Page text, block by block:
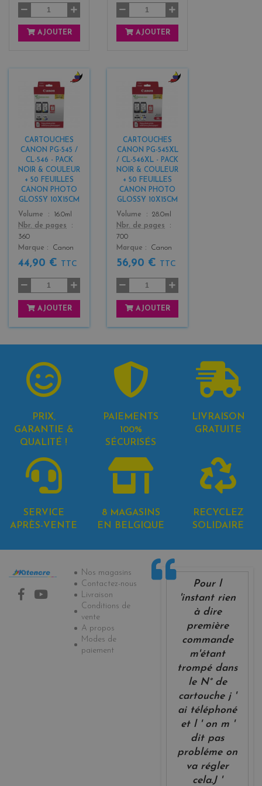
AJOUTER AJOUTER
CARTOUCHES
CANON PG-545 /
CL-546 - PACK
NOIR & COULEUR
+ 50 FEUILLES
CANON PHOTO
GLOSSY 10X15CM
Color
k
+
3
Volume
16.0ml
Nbr. de pages
360
Marque
Canon
44,90 € TTC
AJOUTER
CARTOUCHES
CANON PG-545XL
/ CL-546XL - PACK
NOIR & COULEUR
+ 50 FEUILLES
CANON PHOTO
GLOSSY 10X15CM
Color
k
+
3
Volume
28.0ml
Nbr. de pages
700
Marque
Canon
56,90 € TTC
AJOUTER
PRIX,
GARANTIE &
QUALITÉ !
PAIEMENTS
100%
SÉCURISÉS
LIVRAISON
GRATUITE
SERVICE
APRÈS-VENTE
8 MAGASINS
EN BELGIQUE
RECYCLEZ
SOLIDAIRE
Informations
Nos magasins
Contactez-nous
Livraison
Conditions de
vente
A propos
Modes de
paiement
Pour l
'instant rien
à dire
première
commande
m'étant
trompé dans
le N° de
cartouche j '
ai téléphoné
et l ' on m '
dit pas
probléme on
va régler
cela.J '